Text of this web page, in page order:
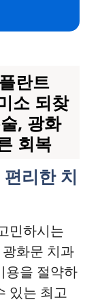
란트
소 되찾
, 광화
회복
리한 치
민하시는
화문 치과
용을 절약하
있는 최고